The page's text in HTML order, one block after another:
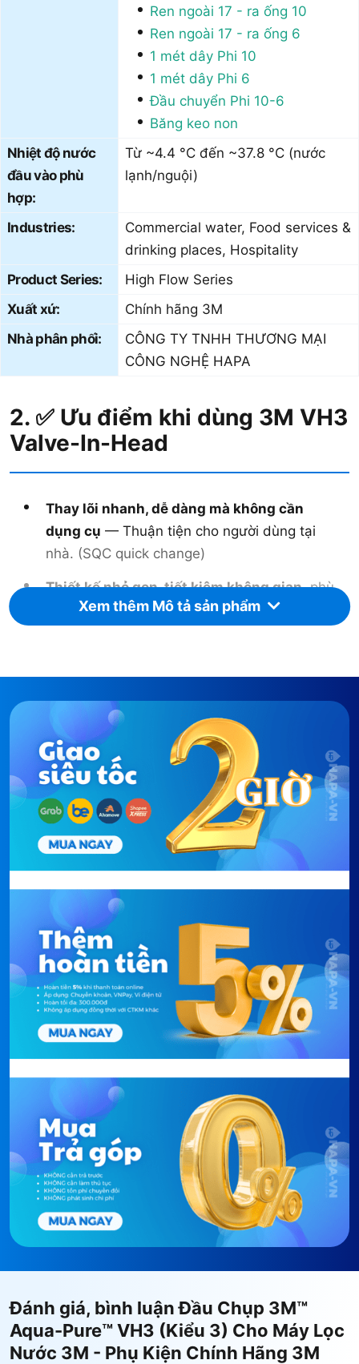
Ren ngoài 17 - ra ống 10
Ren ngoài 17 - ra ống 6
1 mét dây Phi 10
1 mét dây Phi 6
Đầu chuyển Phi 10-6
Băng keo non
Nhiệt độ nước
đầu vào phù
hợp:
Từ ~4.4 °C đến ~37.8 °C (nước
lạnh/nguội)
Industries:
Commercial water, Food services &
drinking places, Hospitality
Product Series:
High Flow Series
Xuất xứ:
Chính hãng 3M
Nhà phân phối:
CÔNG TY TNHH THƯƠNG MẠI
CÔNG NGHỆ HAPA
2. ✅ Ưu điểm khi dùng 3M VH3
Valve-In-Head
Thay lõi nhanh, dễ dàng mà không cần
dụng cụ — Thuận tiện cho người dùng tại
nhà. (SQC quick change)
Thiết kế nhỏ gọn, tiết kiệm không gian, phù
hợp với bồn rửa, dưới chậu, tủ bếp, tủ lạnh,
Đảm bảo vệ sinh
khi thay lõi: Không cần
chạm trực tiếp vào vật liệu lọc, giảm nguy cơ
nhiễm bẩn.
3. Hình ảnh thực tế 3M VH3
Valve-In-Head
Xem thêm Mô tả sản phẩm
Đánh giá, bình luận Đầu Chụp 3M™
Aqua-Pure™ VH3 (Kiểu 3) Cho Máy Lọc
Nước 3M - Phụ Kiện Chính Hãng 3M